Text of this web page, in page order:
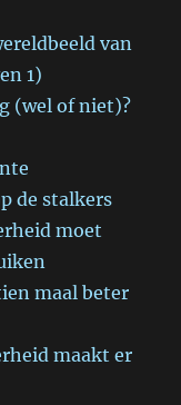
van
1)
(wel of niet)?
de stalkers
moet
maal beter
maakt er